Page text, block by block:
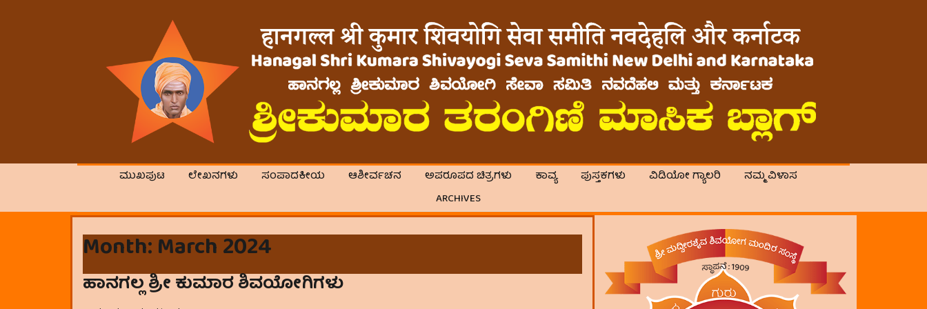
ಮುಖಪುಟ ಲೇಖನಗಳು ಸಂಪಾದಕೀಯ ಆಶೀರ್ವಚನ ಅಪರೂಪದ ಚಿತ್ರಗಳು ಕಾವ್ಯ ಪುಸ್ತಕಗಳು ವಿಡಿಯೋ ಗ್ಯಾಲರಿ
ನಮ್ಮ ವಿಳಾಸ
ARCHIVES
Month:March 2024
ಹಾನಗಲ್ಲ ಶ್ರೀ ಕುಮಾರ ಶಿವಯೋಗಿಗಳು